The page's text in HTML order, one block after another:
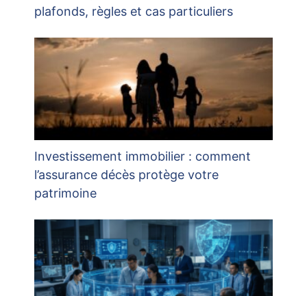
plafonds, règles et cas particuliers
Investissement immobilier : comment
l’assurance décès protège votre
patrimoine